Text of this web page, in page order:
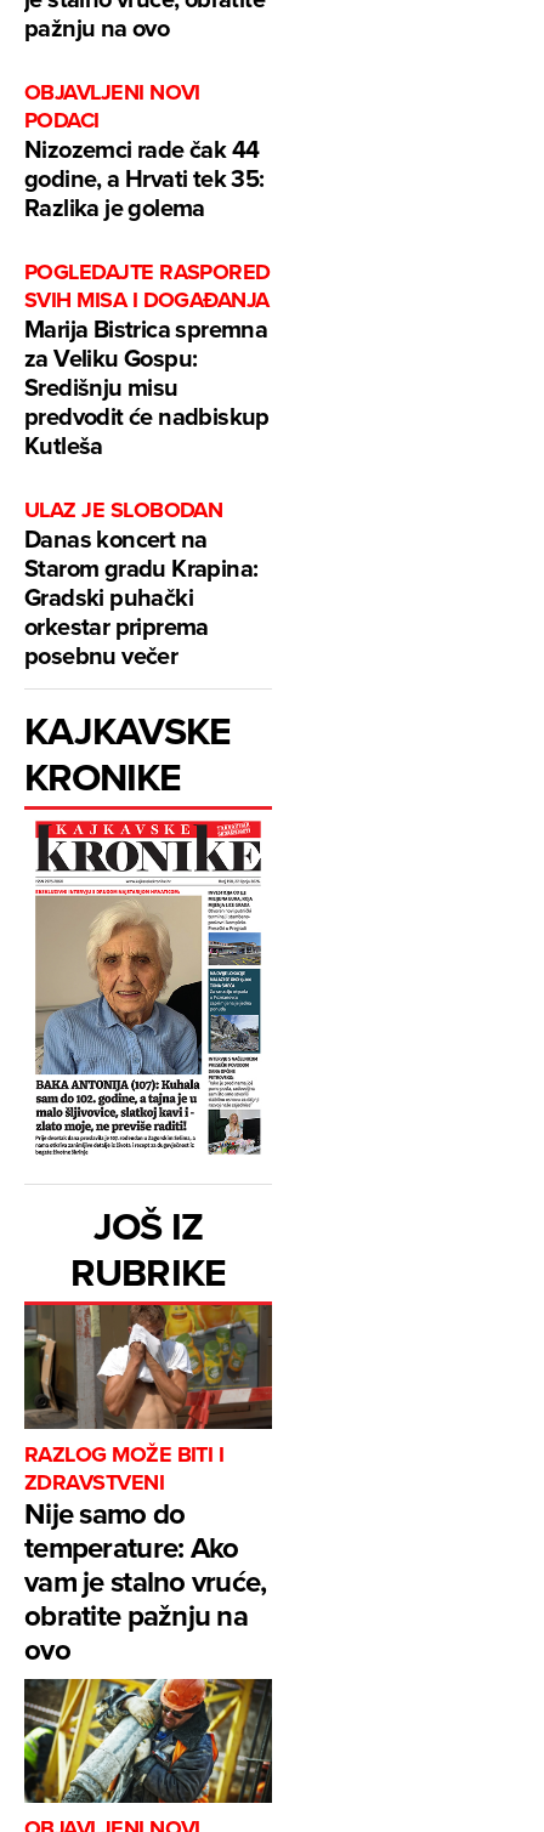
pažnju na ovo
OBJAVLJENI NOVI
PODACI
Nizozemci rade čak 44
godine, a Hrvati tek 35:
Razlika je golema
POGLEDAJTE RASPORED
SVIH MISA I DOGAĐANJA
Marija Bistrica spremna
za Veliku Gospu:
Središnju misu
predvodit će nadbiskup
Kutleša
ULAZ JE SLOBODAN
Danas koncert na
Starom gradu Krapina:
Gradski puhački
orkestar priprema
posebnu večer
KAJKAVSKE
KRONIKE
JOŠ IZ
RUBRIKE
RAZLOG MOŽE BITI I
ZDRAVSTVENI
Nije samo do
temperature: Ako
vam je stalno vruće,
obratite pažnju na
ovo